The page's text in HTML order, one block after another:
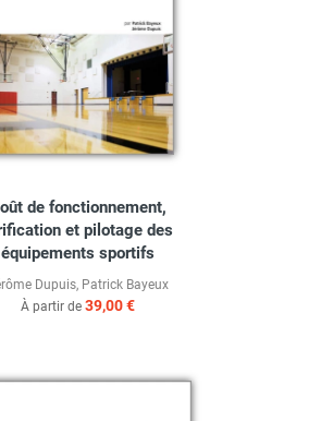
de fonctionnement,
et pilotage des
équipements sportifs
Dupuis, Patrick Bayeux
À partir de 39,00 €